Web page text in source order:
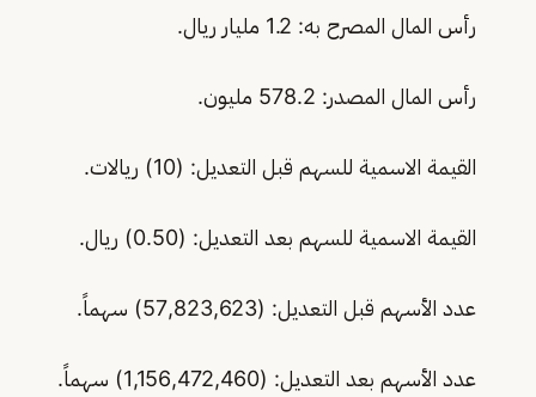
رأس المال المصرح به: 1.2 مليار ريال.
رأس المال المصدر: 578.2 مليون.
القيمة الاسمية للسهم قبل التعديل: (10) ريالات.
القيمة الاسمية للسهم بعد التعديل: (0.50) ريال.
عدد الأسهم قبل التعديل: (57,823,623) سهماً.
عدد الأسهم بعد التعديل: (1,156,472,460) سهماً.